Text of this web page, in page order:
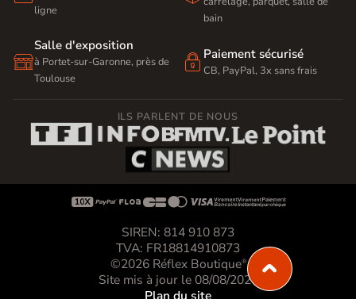
ligne
bain

Salle d'exposition
à Portet-sur-Garonne, près de
Toulouse
 Paiement sécurisé
CB, PayPal, 3x sans frais
ILS PARLENT DE NOUS

SIREN: 814 910 873
TVA: FR18814910873
©2026 Réflex Boutique®
Site mis à jour le 08/08/2026